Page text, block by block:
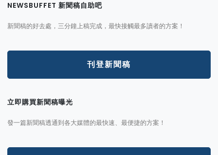
NEWSBUFFET 新聞稿自助吧
新聞稿的好去處，三分鐘上稿完成，最快接觸最多讀者的方案！
刊登新聞稿
立即購買新聞稿曝光
發一篇新聞稿透通到各大媒體的最快速、最便捷的方案！